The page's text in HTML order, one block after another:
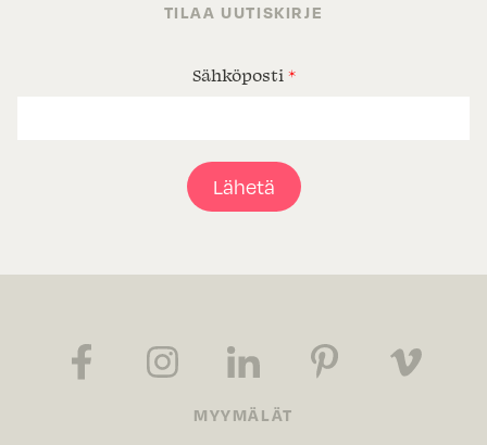
TILAA UUTISKIRJE
Sähköposti *
Lähetä
MYYMÄLÄT